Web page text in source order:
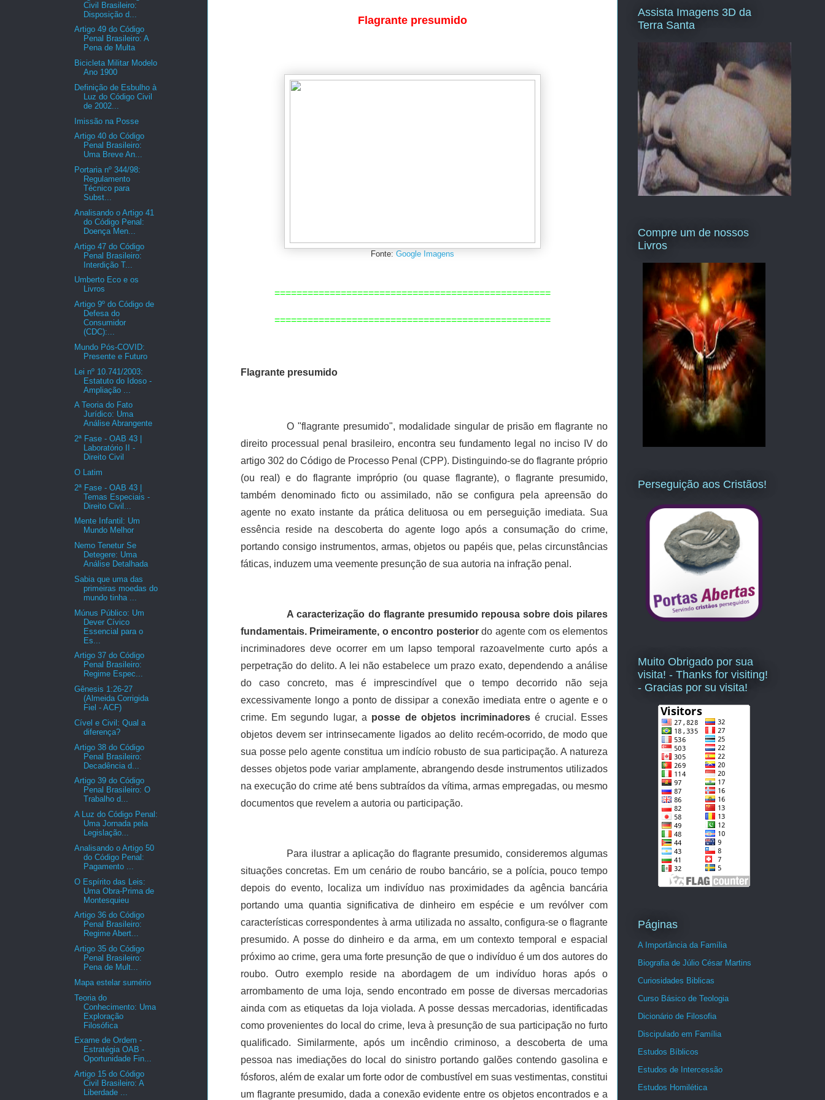
Flagrante presumido
Fonte: Google Imagens
==================================================
==================================================
Flagrante presumido
O "flagrante presumido", modalidade singular de prisão em flagrante no
direito processual penal brasileiro, encontra seu fundamento legal no inciso IV do
artigo 302 do Código de Processo Penal (CPP). Distinguindo-se do flagrante próprio
(ou real) e do flagrante impróprio (ou quase flagrante), o flagrante presumido,
também denominado ficto ou assimilado, não se configura pela apreensão do
agente no exato instante da prática delituosa ou em perseguição imediata. Sua
essência reside na descoberta do agente logo após a consumação do crime,
portando consigo instrumentos, armas, objetos ou papéis que, pelas circunstâncias
fáticas, induzem uma veemente presunção de sua autoria na infração penal.
A caracterização do flagrante presumido repousa sobre dois pilares
fundamentais. Primeiramente, o encontro posteriordo agente com os elementos
incriminadores deve ocorrer em um lapso temporal razoavelmente curto após a
perpetração do delito. A lei não estabelece um prazo exato, dependendo a análise
do caso concreto, mas é imprescindível que o tempo decorrido não seja
excessivamente longo a ponto de dissipar a conexão imediata entre o agente e o
crime. Em segundo lugar, a posse de objetos incriminadores é crucial. Esses
objetos devem ser intrinsecamente ligados ao delito recém-ocorrido, de modo que
sua posse pelo agente constitua um indício robusto de sua participação. A natureza
desses objetos pode variar amplamente, abrangendo desde instrumentos utilizados
na execução do crime até bens subtraídos da vítima, armas empregadas, ou mesmo
documentos que revelem a autoria ou participação.
Para ilustrar a aplicação do flagrante presumido, consideremos algumas
situações concretas. Em um cenário de roubo bancário, se a polícia, pouco tempo
depois do evento, localiza um indivíduo nas proximidades da agência bancária
portando uma quantia significativa de dinheiro em espécie e um revólver com
características correspondentes à arma utilizada no assalto, configura-se o flagrante
presumido. A posse do dinheiro e da arma, em um contexto temporal e espacial
próximo ao crime, gera uma forte presunção de que o indivíduo é um dos autores do
roubo. Outro exemplo reside na abordagem de um indivíduo horas após o
arrombamento de uma loja, sendo encontrado em posse de diversas mercadorias
ainda com as etiquetas da loja violada. A posse dessas mercadorias, identificadas
como provenientes do local do crime, leva à presunção de sua participação no furto
qualificado. Similarmente, após um incêndio criminoso, a descoberta de uma
pessoa nas imediações do local do sinistro portando galões contendo gasolina e
fósforos, além de exalar um forte odor de combustível em suas vestimentas, constitui
um flagrante presumido, dada a conexão evidente entre os objetos encontrados e a
Civil Brasileiro:
Disposição d...
Artigo 49 do Código
Penal Brasileiro: A
Pena de Multa
Bicicleta Militar Modelo
Ano 1900
Definição de Esbulho à
Luz do Código Civil
de 2002...
Imissão na Posse
Artigo 40 do Código
Penal Brasileiro:
Uma Breve An...
Portaria nº 344/98:
Regulamento
Técnico para
Subst...
Analisando o Artigo 41
do Código Penal:
Doença Men...
Artigo 47 do Código
Penal Brasileiro:
Interdição T...
Umberto Eco e os
Livros
Artigo 9º do Código de
Defesa do
Consumidor
(CDC):...
Mundo Pós-COVID:
Presente e Futuro
Lei nº 10.741/2003:
Estatuto do Idoso -
Ampliação ...
A Teoria do Fato
Jurídico: Uma
Análise Abrangente
2ª Fase - OAB 43 |
Laboratório II -
Direito Civil
O Latim
2ª Fase - OAB 43 |
Temas Especiais -
Direito Civil...
Mente Infantil: Um
Mundo Melhor
Nemo Tenetur Se
Detegere: Uma
Análise Detalhada
Sabia que uma das
primeiras moedas do
mundo tinha ...
Múnus Público: Um
Dever Cívico
Essencial para o
Es...
Artigo 37 do Código
Penal Brasileiro:
Regime Espec...
Gênesis 1:26-27
(Almeida Corrigida
Fiel - ACF)
Cível e Civil: Qual a
diferença?
Artigo 38 do Código
Penal Brasileiro:
Decadência d...
Artigo 39 do Código
Penal Brasileiro: O
Trabalho d...
A Luz do Código Penal:
Uma Jornada pela
Legislação...
Analisando o Artigo 50
do Código Penal:
Pagamento ...
O Espírito das Leis:
Uma Obra-Prima de
Montesquieu
Artigo 36 do Código
Penal Brasileiro:
Regime Abert...
Artigo 35 do Código
Penal Brasileiro:
Pena de Mult...
Mapa estelar sumério
Teoria do
Conhecimento: Uma
Exploração
Filosófica
Exame de Ordem -
Estratégia OAB -
Oportunidade Fin...
Artigo 15 do Código
Civil Brasileiro: A
Liberdade ...
Assista Imagens 3D da
Terra Santa
Compre um de nossos
Livros
Perseguição aos Cristãos!
Muito Obrigado por sua
visita! - Thanks for visiting!
- Gracias por su visita!
Páginas
A Importância da Família
Biografia de Júlio César Martins
Curiosidades Biblicas
Curso Básico de Teologia
Dicionário de Filosofia
Discipulado em Família
Estudos Bíblicos
Estudos de Intercessão
Estudos Homilética